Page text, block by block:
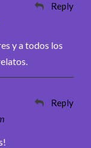
Reply
y a todos los
Reply